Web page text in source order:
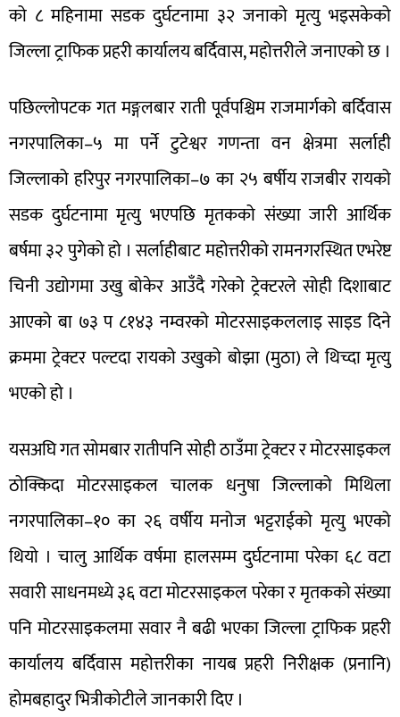
को ८ महिनामा सडक दुर्घटनामा ३२ जनाको मृत्यु भइसकेको
जिल्ला ट्राफिक प्रहरी कार्यालय बर्दिवास, महोत्तरीले जनाएको छ ।
पछिल्लोपटक गत मङ्गलबार राती पूर्वपश्चिम राजमार्गको बर्दिवास
नगरपालिका–५ मा पर्ने टुटेश्वर गणन्ता वन क्षेत्रमा सर्लाही
जिल्लाको हरिपुर नगरपालिका–७ का २५ बर्षीय राजबीर रायको
सडक दुर्घटनामा मृत्यु भएपछि मृतकको संख्या जारी आर्थिक
बर्षमा ३२ पुगेको हो । सर्लाहीबाट महोत्तरीको रामनगरस्थित एभरेष्ट
चिनी उद्योगमा उखु बोकेर आउँदै गरेको ट्रेक्टरले सोही दिशाबाट
आएको बा ७३ प ८१४३ नम्वरको मोटरसाइकललाइ साइड दिने
क्रममा ट्रेक्टर पल्टदा रायको उखुको बोझा (मुठा) ले थिच्दा मृत्यु
भएको हो ।
यसअघि गत सोमबार रातीपनि सोही ठाउँमा ट्रेक्टर र मोटरसाइकल
ठोक्किदा मोटरसाइकल चालक धनुषा जिल्लाको मिथिला
नगरपालिका–१० का २६ वर्षीय मनोज भट्टराईको मृत्यु भएको
थियो । चालु आर्थिक वर्षमा हालसम्म दुर्घटनामा परेका ६८ वटा
सवारी साधनमध्ये ३६ वटा मोटरसाइकल परेका र मृतकको संख्या
पनि मोटरसाइकलमा सवार नै बढी भएका जिल्ला ट्राफिक प्रहरी
कार्यालय बर्दिवास महोत्तरीका नायब प्रहरी निरीक्षक (प्रनानि)
होमबहादुर भित्रीकोटीले जानकारी दिए ।